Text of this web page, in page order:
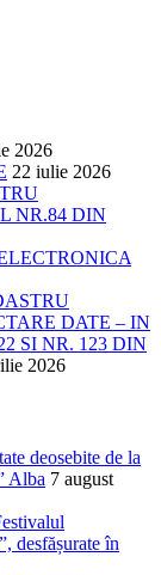
2026
22 iulie 2026
NR.84 DIN
DATE – IN
SI NR. 123 DIN
2026
deosebite de la
Alba 7 august
desfășurate în